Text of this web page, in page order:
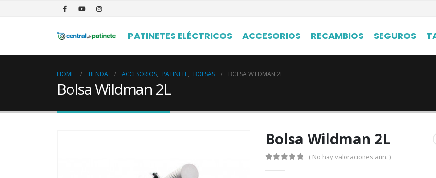
PATINETES ELÉCTRICOS ACCESORIOS RECAMBIOS SEGUROS
HOME TIENDA ACCESORIOS, PATINETE, BOLSAS BOLSA WILDMAN 2L
Bolsa Wildman 2L
Bolsa Wildman 2L
( No hay valoraciones aún. )